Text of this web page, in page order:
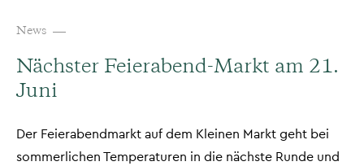
News
Nächster Feierabend-Markt am 21.
Juni
Der Feierabendmarkt auf dem Kleinen Markt geht bei
sommerlichen Temperaturen in die nächste Runde und